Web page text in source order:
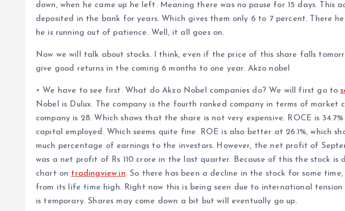
down, when he came up he left. Meaning there was no pause for 15 days. This
deposited in the bank for years. Which gives them only 6 to 7 percent. There
he is running out of patience. Well, it all goes on.
Now we will talk about stocks. I think, even if the price of this share falls
give good returns in the coming 6 months to one year. Akzo nobel
• We have to see first. What do Akzo Nobel companies do? We will first go to
Nobel is Dulux. The company is the fourth ranked company in terms of market
company is 28. Which shows that the share is not very expensive. ROCE is
capital employed. Which seems quite fine. ROE is also better at 26.1%, which
much percentage of earnings to the investors. However, the net profit of
was a net profit of Rs 110 crore in the last quarter. Because of this the stock is
chart on tradingview.in. So there has been a decline in the stock for some time,
from its life time high. Right now this is being seen due to international
is temporary. Shares may come down a bit but will eventually go up.